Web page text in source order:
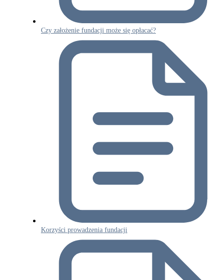
Czy założenie fundacji może się opłacać?
Korzyści prowadzenia fundacji